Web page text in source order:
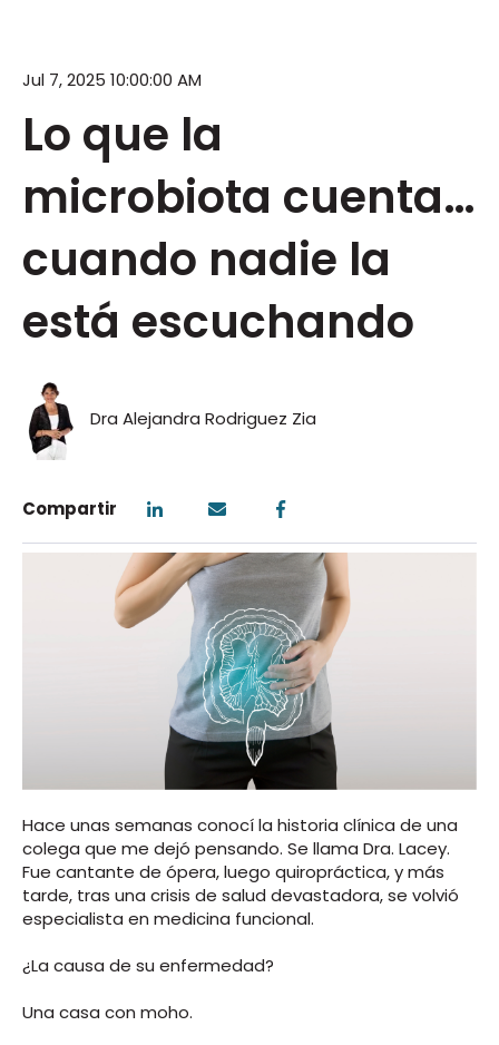
Jul 7, 2025 10:00:00 AM
Lo que la
microbiota cuenta…
cuando nadie la
está escuchando
Dra Alejandra Rodriguez Zia
Compartir
Hace unas semanas conocí la historia clínica de una
colega que me dejó pensando. Se llama Dra. Lacey.
Fue cantante de ópera, luego quiropráctica, y más
tarde, tras una crisis de salud devastadora, se volvió
especialista en medicina funcional.
¿La causa de su enfermedad?
Una casa con moho.